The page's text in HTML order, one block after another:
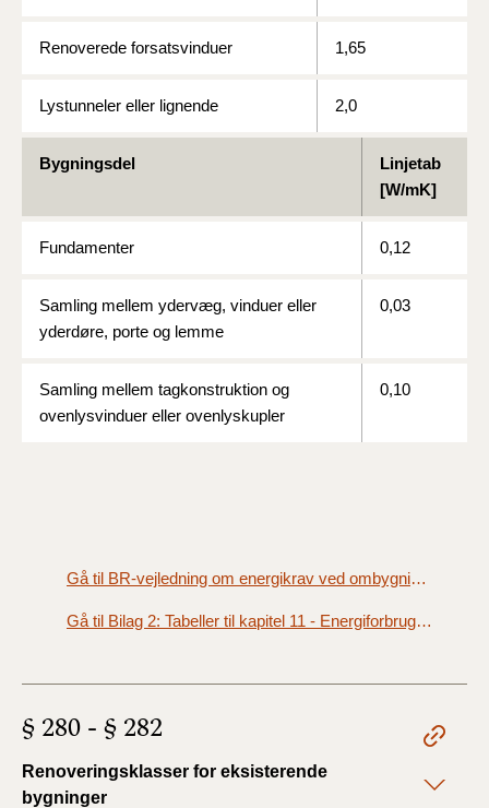
Renoverede forsatsvinduer 1,65
Lystunneler eller lignende 2,0
Bygningsdel
Linjetab
[W/mK]
Fundamenter 0,12
Samling mellem ydervæg, vinduer eller
yderdøre, porte og lemme
0,03
Samling mellem tagkonstruktion og
ovenlysvinduer eller ovenlyskupler
0,10
Gå til BR-vejledning om energikrav ved ombygninger og udskiftninger af bygningsdele
Gå til Bilag 2: Tabeller til kapitel 11 - Energiforbrug (Tabel 1 - 5)
§ 280 - § 282
Renoveringsklasser for eksisterende
bygninger